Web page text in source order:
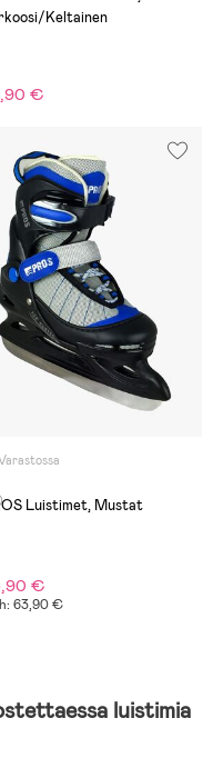
Keltainen
€
Luistimet, Mustat
€
63,90 €
luistimia